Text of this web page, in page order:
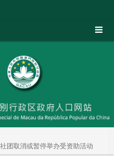
团取消或暂停举办受资助活动